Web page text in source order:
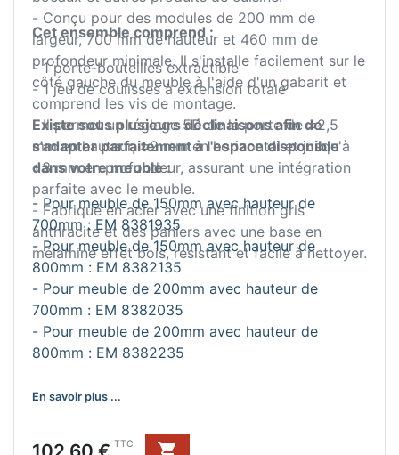
- Conçu pour des modules de 200 mm de
largeur, 700 mm de hauteur et 460 mm de
profondeur minimale. Il s'installe facilement sur le
côté gauche du meuble à l'aide d'un gabarit et
comprend les vis de montage.
- Il permet un réglage 5D de la porte de ±2,5
mm en hauteur, ±2 mm en horizontal et jusqu'à
+3 mm en profondeur, assurant une intégration
parfaite avec le meuble.
- Fabriqué en acier avec une finition gris
anthracite et des paniers avec une base en
mélamine effet bois, résistant et facile à nettoyer.
Cet ensemble comprend :
- 1 porte-bouteilles extractible
- 1 jeu de coulisses à extension totale
Existe sous plusieurs déclinaisons afin de
s'adapter parfaitement à l'espace disponible
dans votre meuble :
- Pour meuble de 150mm avec hauteur de
700mm : EM 8381935
- Pour meuble de 150mm avec hauteur de
800mm : EM 8382135
- Pour meuble de 200mm avec hauteur de
700mm : EM 8382035
- Pour meuble de 200mm avec hauteur de
800mm : EM 8382235
En savoir plus ...
Prix TTC